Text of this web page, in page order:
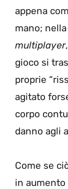
appena
mano;
multiplayer
gioco si
proprie
agitato
corpo
danno agli
Come se
in aumento